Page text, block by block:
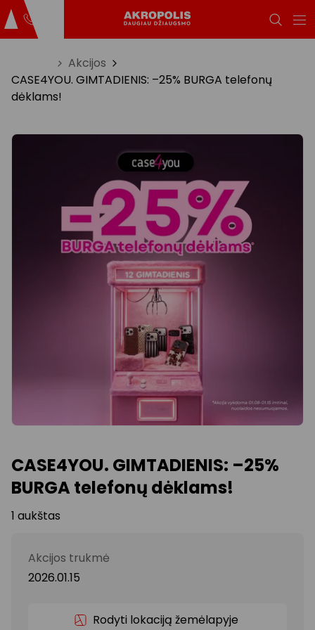
Akcijos
CASE4YOU. GIMTADIENIS: –25% BURGA telefonų
dėklams!
CASE4YOU. GIMTADIENIS: –25%
BURGA telefonų dėklams!
1 aukštas
Akcijos trukmė
2026.01.15
Rodyti lokaciją žemėlapyje